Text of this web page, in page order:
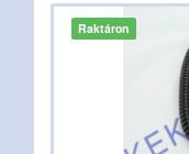
Raktáron